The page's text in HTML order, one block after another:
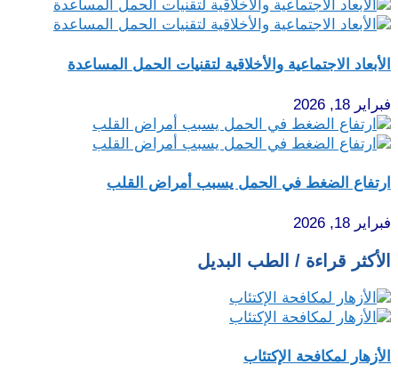
الأبعاد الاجتماعية والأخلاقية لتقنيات الحمل المساعدة
فبراير 18, 2026
ارتفاع الضغط في الحمل يسبب أمراض القلب
فبراير 18, 2026
الأكثر قراءة / الطب البديل
الأزهار لمكافحة الإكتئاب